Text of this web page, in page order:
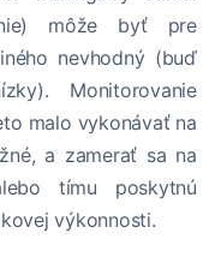
môže byť pre
nevhodný (buď
Monitorovanie
malo vykonávať na
a zamerať sa na
tímu poskytnú
výkonnosti.